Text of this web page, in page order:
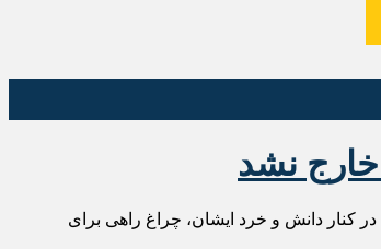
نشد
کنار دانش و خرد ایشان، چراغ راهی برای